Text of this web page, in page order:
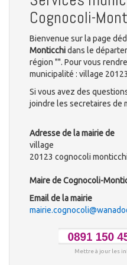
Cognocoli-
Bienvenue sur la page
Monticchidans le
région "". Pour vous
municipalité : village
Si vous avez des
joindre les secretaires de
Adresse de la mairie de
village
20123 cognocoli monticchi
Maire de Cognocoli-
Email de la mairie
Mettre à jour les